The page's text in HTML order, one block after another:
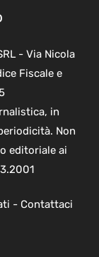
- Via Nicola
Fiscale e
in
Non
editoriale ai
- Contattaci